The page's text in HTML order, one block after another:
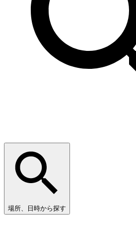
場所、日時から探す